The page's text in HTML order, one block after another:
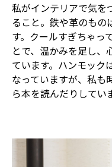
私がインテリアで気を
ること。鉄や革のもの
す。クールすぎちゃっ
とで、温かみを足し、
ています。ハンモック
なっていますが、私も
ら本を読んだりしてい